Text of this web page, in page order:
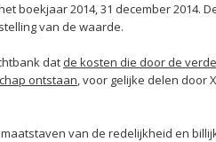
boekjaar 2014, 31 december 2014.
van de waarde.
dat de kosten die door de
ontstaan, voor gelijke delen door
van de redelijkheid en